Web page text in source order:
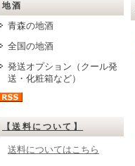
地酒
青森の地酒
全国の地酒
発送オプション（クール発
送・化粧箱など）
【送料について】
送料についてはこちら